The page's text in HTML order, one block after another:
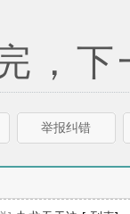
下
举报纠错